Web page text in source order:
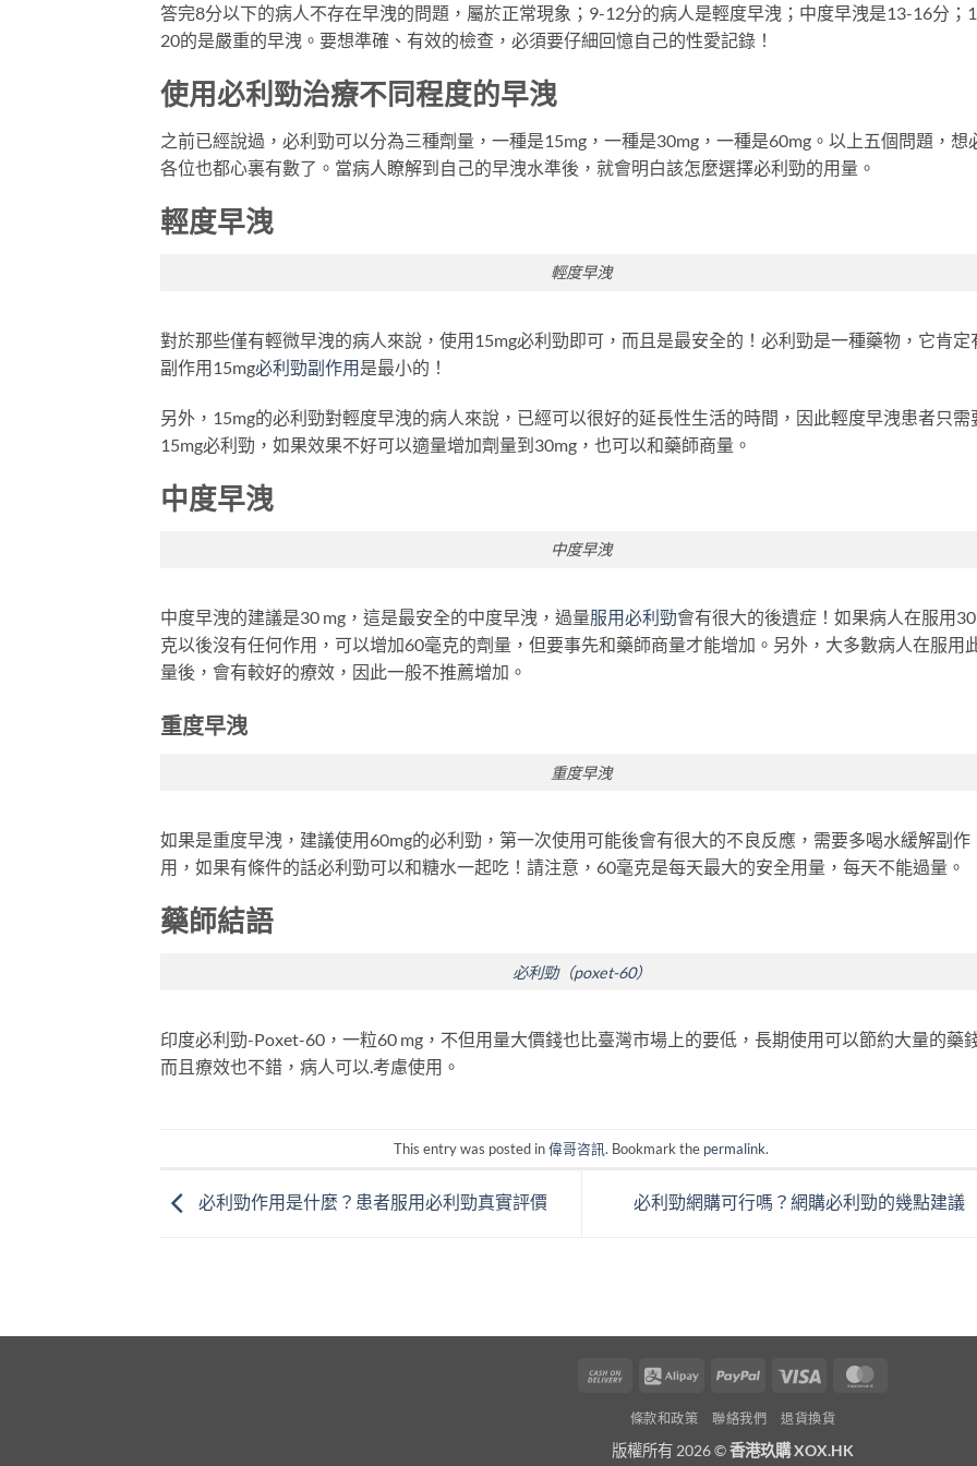
答完8分以下的病人不存在早洩的問題，屬於正常現象；9-12分的病人是輕度早洩；中度早洩是13-16分；
20的是嚴重的早洩。要想準確、有效的檢查，必須要仔細回憶自己的性愛記錄！
使用必利勁治療不同程度的早洩
之前已經說過，必利勁可以分為三種劑量，一種是15mg，一種是30mg，一種是60mg。以上五個問題，想
各位也都心裏有數了。當病人瞭解到自己的早洩水準後，就會明白該怎麼選擇必利勁的用量。
輕度早洩
輕度早洩
對於那些僅有輕微早洩的病人來說，使用15mg必利勁即可，而且是最安全的！必利勁是一種藥物，它肯定
副作用15mg必利勁副作用 是最小的！
另外，15mg的必利勁對輕度早洩的病人來說，已經可以很好的延長性生活的時間，因此輕度早洩患者只需
15mg必利勁，如果效果不好可以適量增加劑量到30mg，也可以和藥師商量。
中度早洩
中度早洩
中度早洩的建議是30 mg，這是最安全的中度早洩，過量服用必利勁會有很大的後遺症！如果病人在服用
克以後沒有任何作用，可以增加60毫克的劑量，但要事先和藥師商量才能增加。另外，大多數病人在服用
量後，會有較好的療效，因此一般不推薦增加。
重度早洩
重度早洩
如果是重度早洩，建議使用60mg的必利勁，第一次使用可能後會有很大的不良反應，需要多喝水緩解副作
用，如果有條件的話必利勁可以和糖水一起吃！請注意，60毫克是每天最大的安全用量，每天不能過量。
藥師結語
必利勁（poxet-60）
印度必利勁-Poxet-60，一粒60 mg，不但用量大價錢也比臺灣市場上的要低，長期使用可以節約大量的藥
而且療效也不錯，病人可以.考慮使用。
This entry was posted in偉哥咨訊. Bookmark the permalink.
必利勁作用是什麼？患者服用必利勁真實評價 必利勁網購可行嗎？網購必利勁的幾點建議
Cash
Delivery
Alipay PayPal Visa
條款和政策 聯絡我們 退貨換貨
版權所有 2026 ©香港玖購 XOX.HK